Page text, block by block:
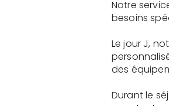
Notre
besoins
Le jour J,
des
Durant le